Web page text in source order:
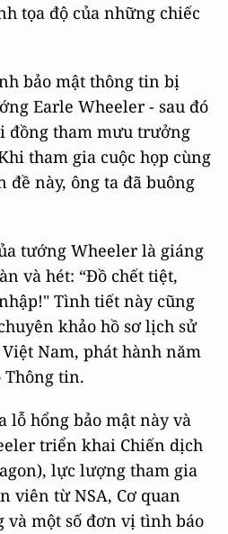
tọa độ của những chiếc
bảo mật thông tin bị
Earle Wheeler - sau đó
đồng tham mưu trưởng
tham gia cuộc họp cùng
đề này, ông ta đã buông
tướng Wheeler là giáng
và hét: “Đồ chết tiệt,
Tình tiết này cũng
khảo hồ sơ lịch sử
Nam, phát hành năm
Thông tin.
lỗ hổng bảo mật này và
triển khai Chiến dịch
lực lượng tham gia
viên từ NSA, Cơ quan
và một số đơn vị tình báo